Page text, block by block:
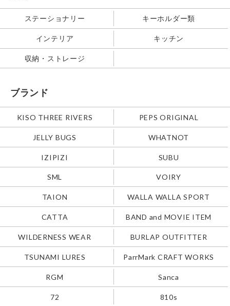
ステーショナリー キーホルダー類
インテリア キッチン
収納・ストレージ
ブランド
KISO THREE RIVERS PEPS ORIGINAL
JELLY BUGS WHATNOT
IZIPIZI SUBU
SML VOIRY
TAION WALLA WALLA SPORT
CATTA BAND and MOVIE ITEM
WILDERNESS WEAR BURLAP OUTFITTER
TSUNAMI LURES ParrMark CRAFT WORKS
RGM Sanca
72 810s